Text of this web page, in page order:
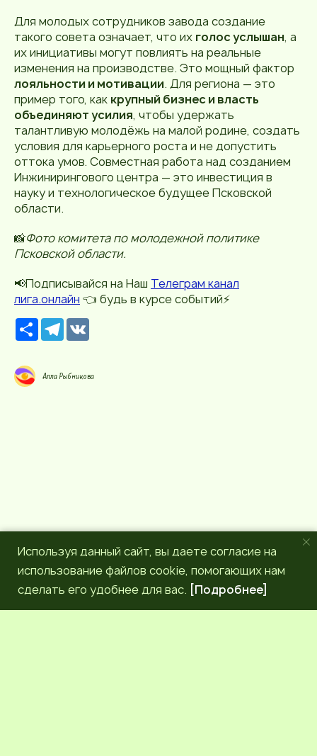
Для молодых сотрудников завода создание
такого совета означает, что их голос услышан, а
их инициативы могут повлиять на реальные
изменения на производстве. Это мощный фактор
лояльности и мотивации. Для региона — это
пример того, как крупный бизнес и власть
объединяют усилия, чтобы удержать
талантливую молодёжь на малой родине, создать
условия для карьерного роста и не допустить
оттока умов. Совместная работа над созданием
Инжинирингового центра — это инвестиция в
науку и технологическое будущее Псковской
области.
📸Фото комитета по молодежной политике
Псковской области.
📢Подписывайся на Наш Телеграм канал
лига.онлайн 👈 будь в курсе событий⚡️
Р
е
р
с
T
e
g
r
Алла Рыбникова
Используя данный сайт, вы даете согласие на
использование файлов cookie, помогающих нам
сделать его удобнее для вас. [Подробнее]